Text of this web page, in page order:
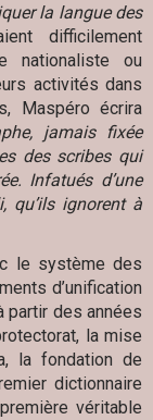
la langue des
difficilement
nationaliste ou
activités dans
Maspéro écrira
jamais fixée
des scribes qui
Infatués d’une
qu’ils ignorent à
le système des
d’unification
partir des années
la mise
la fondation de
dictionnaire
véritable